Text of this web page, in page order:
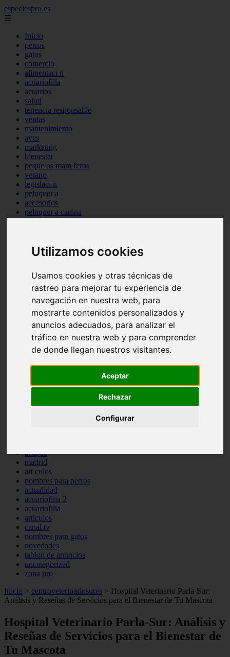
Utilizamos cookies
Usamos cookies y otras técnicas de
rastreo para mejorar tu experiencia de
navegación en nuestra web, para
mostrarte contenidos personalizados y
anuncios adecuados, para analizar el
tráfico en nuestra web y para comprender
de donde llegan nuestros visitantes.
Aceptar
Rechazar
Configurar
especiespro.es
☰
Inicio
perros
gatos
comercio
alimentaci n
acuariofilia
acuarios
salud
tenencia responsable
ventas
mantenimiento
aves
marketing
bienestar
peque os mam feros
verano
legislaci n
peluquer a
accesorios
peluquer a canina
protagonistas
reptiles
adopci n
ferias
snacks
acuario
iberzoo propet
comercios
estanques
viajar
cr a
especies invasoras
agua
aedpac
madrid
art culos
nombres para perros
actualidad
acuariofilia 2
acuariofilia
articulos
canal tv
nombres para gatos
novedades
tablon de anuncios
uncategorized
zona pro
Inicio > centroveterinariosures > Hospital Veterinario Parla-Sur:
Análisis y Reseñas de Servicios para el Bienestar de Tu Mascota
Hospital Veterinario Parla-Sur: Análisis y
Reseñas de Servicios para el Bienestar de
Tu Mascota